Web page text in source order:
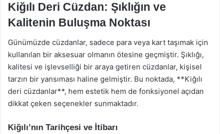
Kiğılı Deri Cüzdan: Şıklığın ve
Kalitenin Buluşma Noktası
Günümüzde cüzdanlar, sadece para veya kart taşımak için
kullanılan bir aksesuar olmanın ötesine geçmiştir. Şıklığı,
kalitesi ve işlevselliği bir araya getiren cüzdanlar, kişisel
tarzın bir yansıması haline gelmiştir. Bu noktada, **Kiğılı
deri cüzdanlar**, hem estetik hem de fonksiyonel açıdan
dikkat çeken seçenekler sunmaktadır.
Kiğılı’nın Tarihçesi ve İtibarı